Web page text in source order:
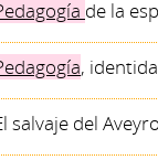
de la
,
salvaje del